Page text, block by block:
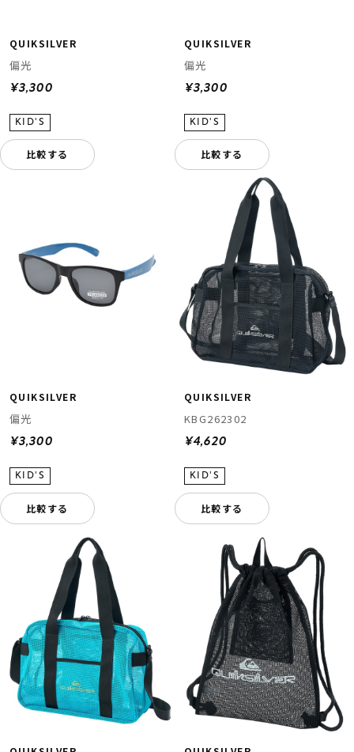
QUIKSILVER
偏光
¥3,300
比較する
QUIKSILVER
偏光
¥3,300
比較する
QUIKSILVER
偏光
¥3,300
比較する
QUIKSILVER
KBG262302
¥4,620
比較する